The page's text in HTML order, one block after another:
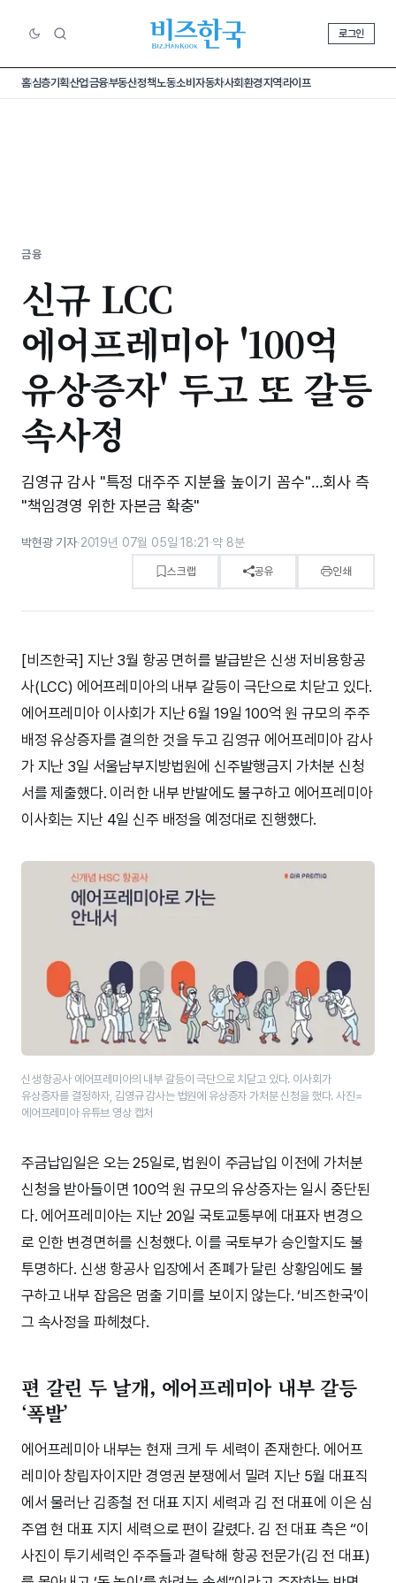
로그인
홈심층기획산업금융부동산정책노동소비 자동차사회환경지역라이프
금융
신규 LCC
에어프레미아 '100억
유상증자' 두고 또 갈등
속사정
김영규 감사 "특정 대주주 지분율 높이기 꼼수"…회사 측
"책임경영 위한 자본금 확충"
박현광 기자·2019년 07월 05일 18:21 ·약 8분
스크랩 공유 인쇄
[비즈한국] 지난 3월 항공 면허를 발급받은 신생 저비용항공
사(LCC) 에어프레미아의 내부 갈등이 극단으로 치닫고 있다.
에어프레미아 이사회가 지난 6월 19일 100억 원 규모의 주주
배정 유상증자를 결의한 것을 두고 김영규 에어프레미아 감사
가 지난 3일 서울남부지방법원에 신주발행금지 가처분 신청
서를 제출했다. 이러한 내부 반발에도 불구하고 에어프레미아
이사회는 지난 4일 신주 배정을 예정대로 진행했다.
신생 항공사 에어프레미아의 내부 갈등이 극단으로 치닫고 있다. 이사회가
유상증자를 결정하자, 김영규 감사는 법원에 유상증자 가처분 신청을 했다. 사진=
에어프레미아 유튜브 영상 캡처
주금납입일은 오는 25일로, 법원이 주금납입 이전에 가처분
신청을 받아들이면 100억 원 규모의 유상증자는 일시 중단된
다. 에어프레미아는 지난 20일 국토교통부에 대표자 변경으
로 인한 변경면허를 신청했다. 이를 국토부가 승인할지도 불
투명하다. 신생 항공사 입장에서 존폐가 달린 상황임에도 불
구하고 내부 잡음은 멈출 기미를 보이지 않는다. ‘비즈한국’이
그 속사정을 파헤쳤다.
편 갈린 두 날개, 에어프레미아 내부 갈등
‘폭발’
에어프레미아 내부는 현재 크게 두 세력이 존재한다. 에어프
레미아 창립자이지만 경영권 분쟁에서 밀려 지난 5월 대표직
에서 물러난 김종철 전 대표 지지 세력과 김 전 대표에 이은 심
주엽 현 대표 지지 세력으로 편이 갈렸다. 김 전 대표 측은 “이
사진이 투기세력인 주주들과 결탁해 항공 전문가(김 전 대표)